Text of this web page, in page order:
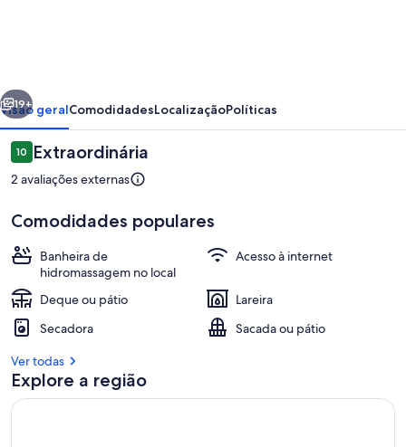
Opções para refeição ao ar livre
Próximo
19+
Visão geralComodidadesLocalizaçãoPolíticas
Avaliações
1010 de 10
Extraordinária
2 avaliações externas
Comodidades populares
Banheira de
hidromassagem no local
Acesso à internet
Deque ou pátio
Lareira
Secadora
Sacada ou pátio
Ver todas
Explore a região